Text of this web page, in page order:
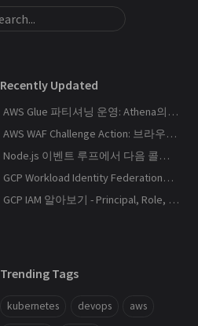
Recently Updated
AWS Glue 파티셔닝 운영: Athena의 S3 스캔량을 줄이는 Catalog와 Projection 설계
AWS WAF Challenge Action: 브라우저 토큰과 SPA 요청 경계를 이해하기
Node.js 이벤트 루프에서 다음 콜백이 실행되는 순서
GCP Workload Identity Federation으로 외부 워크로드에 키 없이 권한 부여하기
GCP IAM 알아보기 - Principal, Role, Policy, Service Account
Trending Tags
kubernetes devops aws